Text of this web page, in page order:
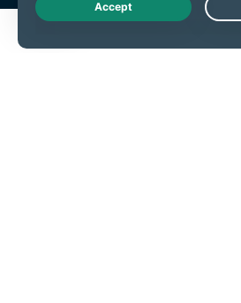
Live Chat